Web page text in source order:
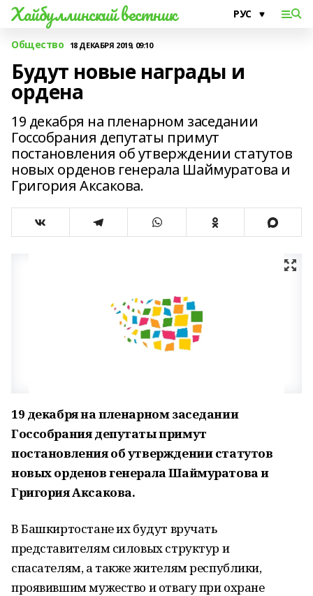
Хайбуллинский вестник
Общество 18 ДЕКАБРЯ 2019, 09:10
Будут новые награды и
ордена
19 декабря на пленарном заседании
Госсобрания депутаты примут
постановления об утверждении статутов
новых орденов генерала Шаймуратова и
Григория Аксакова.
19 декабря на пленарном заседании
Госсобрания депутаты примут
постановления об утверждении статутов
новых орденов генерала Шаймуратова и
Григория Аксакова.
В Башкиртостане их будут вручать
представителям силовых структур и
спасателям, а также жителям республики,
проявившим мужество и отвагу при охране